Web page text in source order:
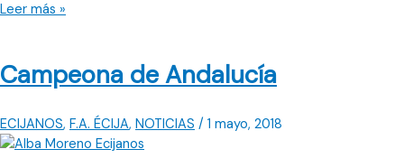
A
Benahavís
Leer más »
Campeona de Andalucía
ECIJANOS, F.A. ÉCIJA, NOTICIAS / 1 mayo, 2018